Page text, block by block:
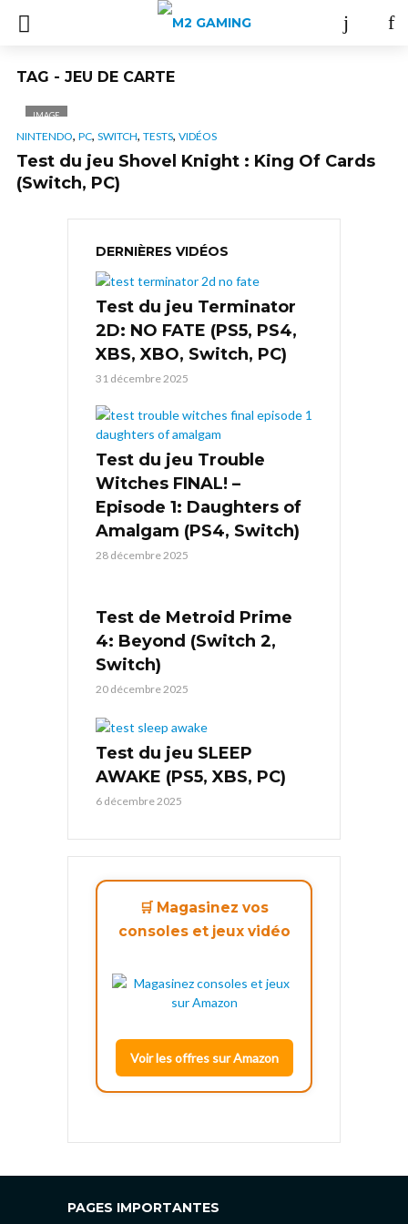
TAG - JEU DE CARTE
IMAGE
NINTENDO, PC, SWITCH, TESTS, VIDÉOS
Test du jeu Shovel Knight : King Of Cards
(Switch, PC)
DERNIÈRES VIDÉOS
Test du jeu Terminator
2D: NO FATE (PS5, PS4,
XBS, XBO, Switch, PC)
31 décembre 2025
Test du jeu Trouble
Witches FINAL! –
Episode 1: Daughters of
Amalgam (PS4, Switch)
28 décembre 2025
Test de Metroid Prime
4: Beyond (Switch 2,
Switch)
20 décembre 2025
Test du jeu SLEEP
AWAKE (PS5, XBS, PC)
6 décembre 2025
🛒 Magasinez vos
consoles et jeux vidéo
Voir les offres sur Amazon
PAGES IMPORTANTES